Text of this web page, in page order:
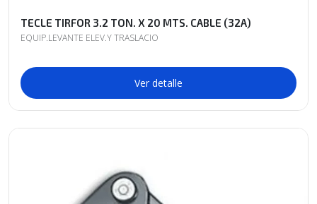
TECLE TIRFOR 3.2 TON. X 20 MTS. CABLE (32A)
EQUIP.LEVANTE ELEV.Y TRASLACIO
Ver detalle